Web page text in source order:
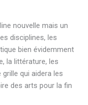
nouvelle mais un
disciplines, les
bien évidemment
la littérature, les
qui aidera les
des arts pour la fin